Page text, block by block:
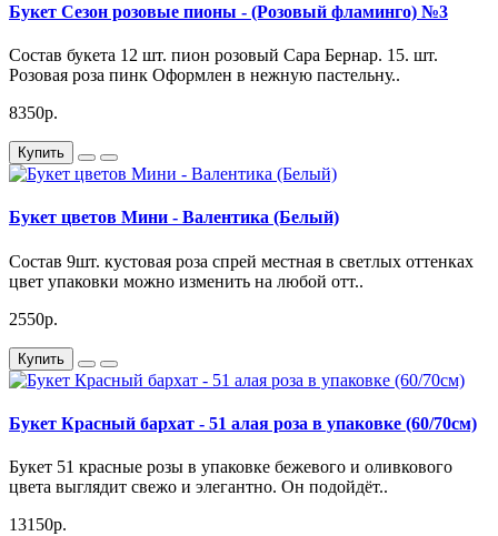
Букет Сезон розовые пионы - (Розовый фламинго) №3
Состав букета 12 шт. пион розовый Сара Бернар. 15. шт.
Розовая роза пинк Оформлен в нежную пастельну..
8350р.
Купить
Букет цветов Мини - Валентика (Белый)
Состав 9шт. кустовая роза спрей местная в светлых оттенках
цвет упаковки можно изменить на любой отт..
2550р.
Купить
Букет Красный бархат - 51 алая роза в упаковке (60/70см)
Букет 51 красные розы в упаковке бежевого и оливкового
цвета выглядит свежо и элегантно. Он подойдёт..
13150р.